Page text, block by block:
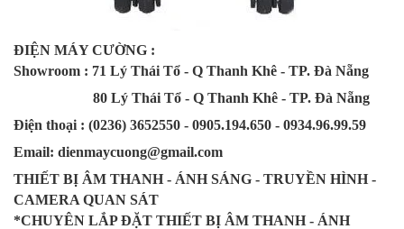
ĐIỆN MÁY CƯỜNG :
Showroom : 71 Lý Thái Tổ - Q Thanh Khê - TP. Đà Nẵng
80 Lý Thái Tổ - Q Thanh Khê - TP. Đà Nẵng
Điện thoại : (0236) 3652550 - 0905.194.650 - 0934.96.99.59
Email: dienmaycuong@gmail.com
THIẾT BỊ ÂM THANH - ÁNH SÁNG - TRUYỀN HÌNH -
CAMERA QUAN SÁT
*CHUYÊN LẮP ĐẶT THIẾT BỊ ÂM THANH - ÁNH